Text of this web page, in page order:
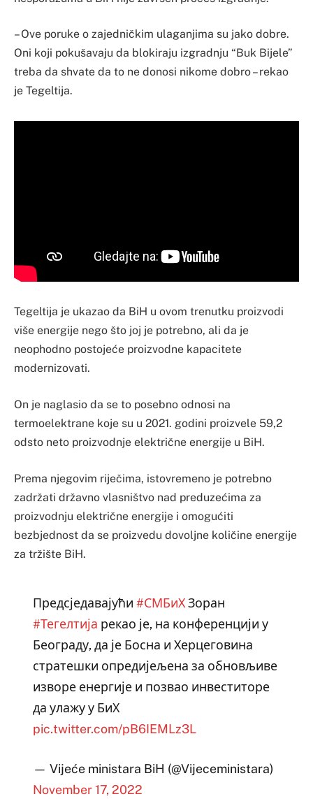
– Ove poruke o zajedničkim ulaganjima su jako dobre.
Oni koji pokušavaju da blokiraju izgradnju “Buk Bijele”
treba da shvate da to ne donosi nikome dobro – rekao
je Tegeltija.
Tegeltija je ukazao da BiH u ovom trenutku proizvodi
više energije nego što joj je potrebno, ali da je
neophodno postojeće proizvodne kapacitete
modernizovati.
On je naglasio da se to posebno odnosi na
termoelektrane koje su u 2021. godini proizvele 59,2
odsto neto proizvodnje električne energije u BiH.
Prema njegovim riječima, istovremeno je potrebno
zadržati državno vlasništvo nad preduzećima za
proizvodnju električne energije i omogućiti
bezbjednost da se proizvedu dovoljne količine energije
za tržište BiH.
Предсједавајући #СМБиХЗоран
#Тегелтија рекао је, на конференцији у
Београду, да је Босна и Херцеговина
стратешки опредијељена за обновљиве
изворе енергије и позвао инвеститоре
да улажу у БиХ
pic.twitter.com/pB6IEMLz3L
— Vijeće ministara BiH (@Vijeceministara)
November 17, 2022